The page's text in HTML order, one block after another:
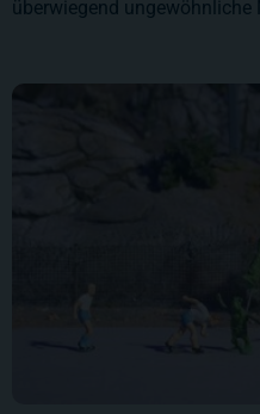
überwiegend ungewöhnliche